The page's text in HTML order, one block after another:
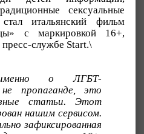
сексуальные
итальянский фильм
с маркировкой 16+,
пресс-службе Start.\
о ЛГБТ-
пропаганде, это
статьи. Этот
нашим сервисом.
зафиксированная